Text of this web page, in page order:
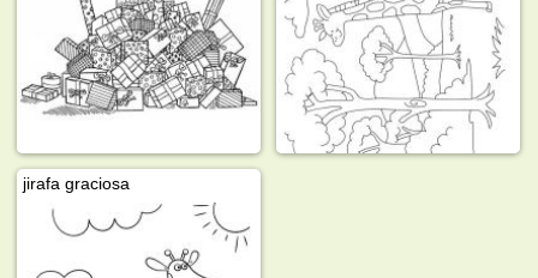
jirafa graciosa